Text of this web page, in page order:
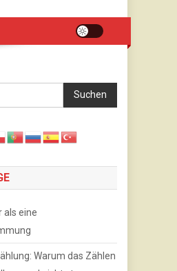
Suchen
als eine
Warum das Zählen